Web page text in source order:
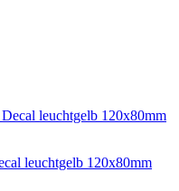
leuchtgelb 120x80mm